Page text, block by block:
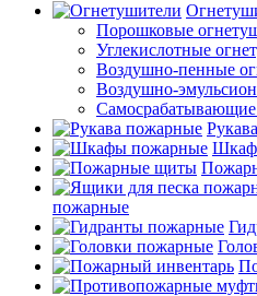
Порошковые
Углекислотные
Воздушно-пенные
Воздушно-
пожарные